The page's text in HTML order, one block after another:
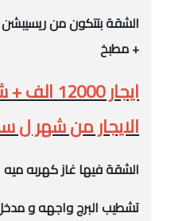
+ مطبخ
ايجار
الايجار من شهر ل
الشقة فيها غاز كهربه ميه
تشطيب البرج واجهه و